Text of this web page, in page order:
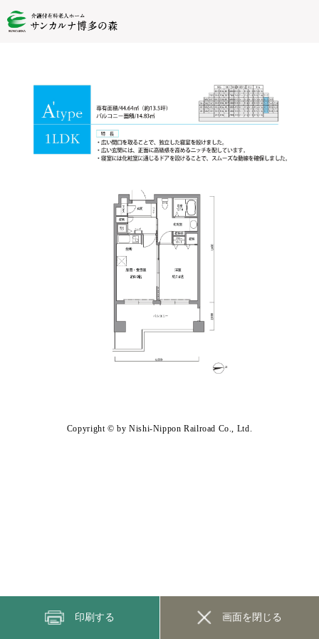
印刷する 画面を閉じる
Copyright © by Nishi-Nippon Railroad Co., Ltd.